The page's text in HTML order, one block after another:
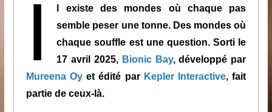
I
l existe des mondes où chaque pas
semble peser une tonne. Des mondes où
chaque souffle est une question. Sorti le
17 avril 2025, Bionic Bay, développé par
Mureena Oyet édité par Kepler Interactive, fait
partie de ceux-là.